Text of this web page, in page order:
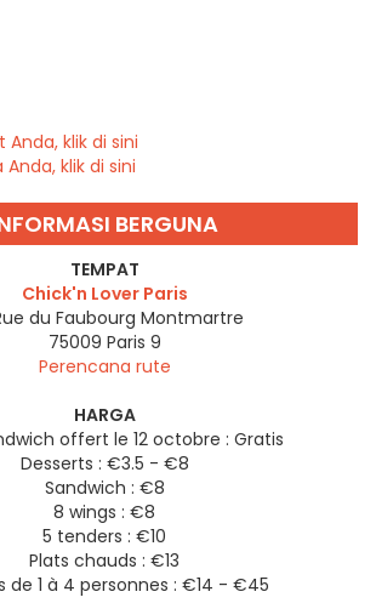
klik di sini
klik di sini
BERGUNA
TEMPAT
Chick'n Lover Paris
du Faubourg Montmartre
75009 Paris 9
Perencana rute
HARGA
offert le 12 octobre : Gratis
Desserts : €3.5 - €8
Sandwich : €8
8 wings : €8
5 tenders : €10
Plats chauds : €13
de 1 à 4 personnes : €14 - €45